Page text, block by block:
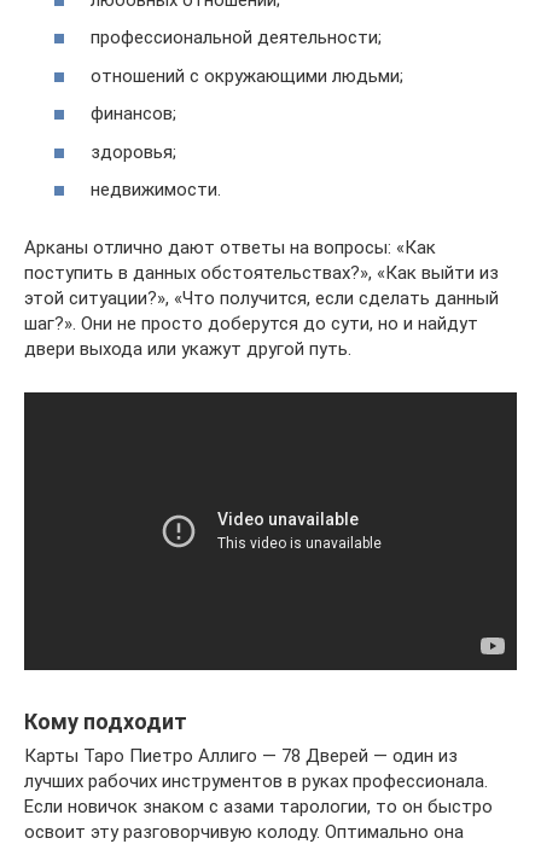
профессиональной деятельности;
отношений с окружающими людьми;
финансов;
здоровья;
недвижимости.
Арканы отлично дают ответы на вопросы: «Как
поступить в данных обстоятельствах?», «Как выйти из
этой ситуации?», «Что получится, если сделать данный
шаг?». Они не просто доберутся до сути, но и найдут
двери выхода или укажут другой путь.
Кому подходит
Карты Таро Пиетро Аллиго — 78 Дверей — один из
лучших рабочих инструментов в руках профессионала.
Если новичок знаком с азами тарологии, то он быстро
освоит эту разговорчивую колоду. Оптимально она